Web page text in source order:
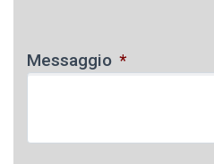
Messaggio *